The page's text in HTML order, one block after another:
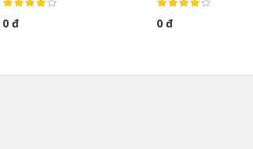
JSV-FF23
0 đ 0 đ